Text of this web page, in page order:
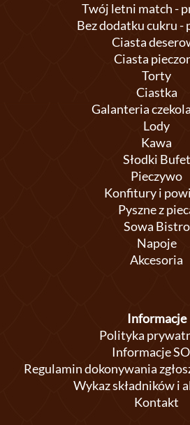
Twój letni match -
Bez dodatku cukru -
Ciasta
Ciasta
Torty
Ciastka
Galanteria
Lody
Kawa
Słodki Bufet
Pieczywo
Konfitury i
Pyszne z
Sowa Bistro
Napoje
Akcesoria
Informacje
Polityka
Informacje
Regulamin dokonywania
Wykaz składników i
Kontakt